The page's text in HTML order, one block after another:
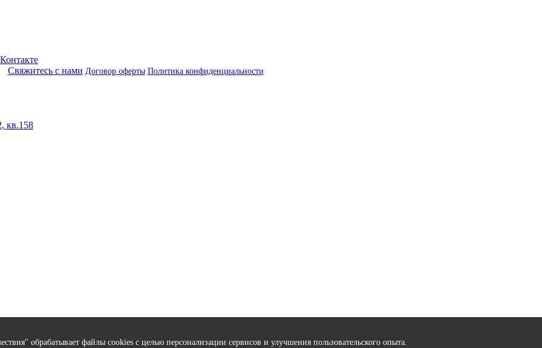
Свяжитесь с нами Договор оферты Политика конфиденциальности
кв.158
обрабатывает файлы cookies с целью персонализации сервисов и улучшения пользовательского опыта.